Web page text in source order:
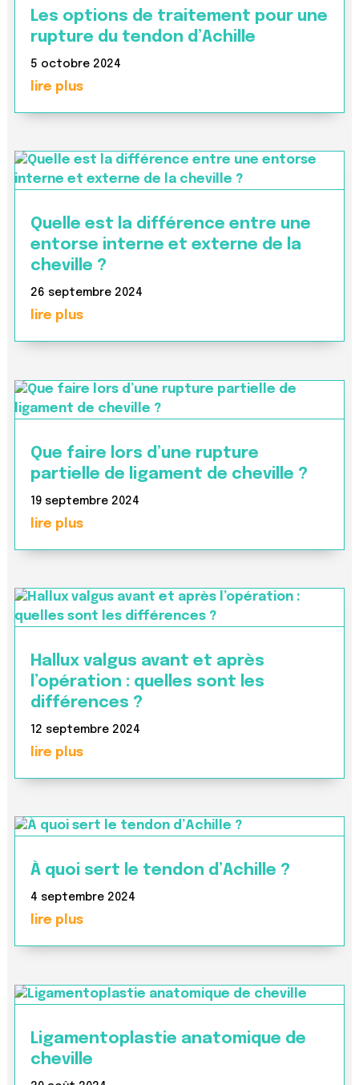
Les options de traitement pour une
rupture du tendon d’Achille
5 octobre 2024
lire plus
Quelle est la différence entre une
entorse interne et externe de la
cheville ?
26 septembre 2024
lire plus
Que faire lors d’une rupture
partielle de ligament de cheville ?
19 septembre 2024
lire plus
Hallux valgus avant et après
l’opération : quelles sont les
différences ?
12 septembre 2024
lire plus
À quoi sert le tendon d’Achille ?
4 septembre 2024
lire plus
Ligamentoplastie anatomique de
cheville